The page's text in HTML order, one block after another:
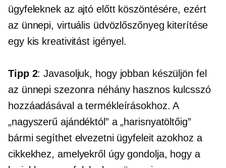
ügyfeleknek az ajtó előtt köszöntésére, ezért
az ünnepi, virtuális üdvözlőszőnyeg kiterítése
egy kis kreativitást igényel.
Tipp 2: Javasoljuk, hogy jobban készüljön fel
az ünnepi szezonra néhány hasznos kulcsszó
hozzáadásával a termékleírásokhoz. A
„nagyszerű ajándéktól” a „harisnyatöltőig”
bármi segíthet elvezetni ügyfeleit azokhoz a
cikkekhez, amelyekről úgy gondolja, hogy a